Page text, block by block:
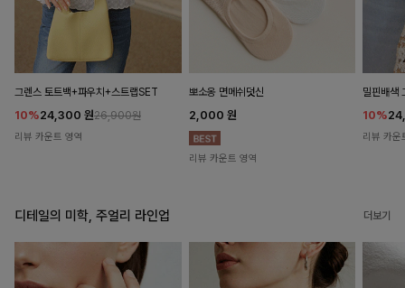
그렌스 토트백+파우치+스트랩SET
10%24,300 원26,900원
리뷰 카운트 영역
뽀소옹 면메쉬덧신
2,000 원
리뷰 카운트 영역
밀핀배색
10%
리뷰 카운
디테일의 미학, 주얼리 라인업 더보기